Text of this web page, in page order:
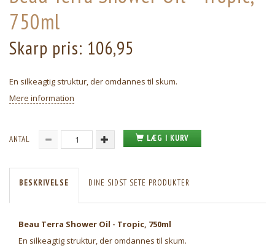
750ml
Skarp pris: 106,95
En silkeagtig struktur, der omdannes til skum.
Mere information
ANTAL LÆG I KURV
BESKRIVELSE DINE SIDST SETE PRODUKTER
Beau Terra Shower Oil - Tropic, 750ml
En silkeagtig struktur, der omdannes til skum.